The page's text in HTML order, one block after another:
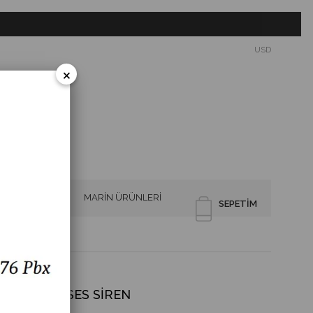
USD
SEPETIM
MARİN ÜRÜNLERİ
43 SES SİREN
×